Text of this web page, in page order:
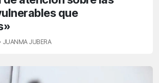
que
JUBERA